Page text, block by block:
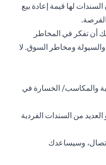
لها قيمة إعادة بيع
أن تفكر في المخاطر
والسيولة ومخاطر السوق. لا
والمكاسب/ الخسارة في
من السندات الفردية
وسيساعدك